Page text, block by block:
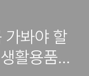
가봐야 할
활용품을